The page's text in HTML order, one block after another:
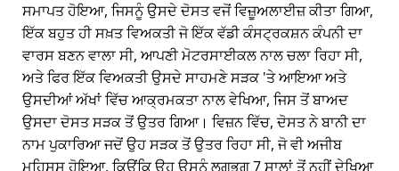
ਸਮਾਪਤ ਹੋਇਆ, ਜਿਸਨੂੰ ਉਸਦੇ ਦੋਸਤ ਵਜੋਂ ਵਿਜ਼ੂਅਲਾਈਜ਼ ਕੀਤਾ ਗਿਆ,
ਇੱਕ ਬਹੁਤ ਹੀ ਸਖ਼ਤ ਵਿਅਕਤੀ ਜੋ ਇੱਕ ਵੱਡੀ ਕੰਸਟ੍ਰਕਸ਼ਨ ਕੰਪਨੀ ਦਾ
ਵਾਰਸ ਬਣਨ ਵਾਲਾ ਸੀ, ਆਪਣੀ ਮੋਟਰਸਾਈਕਲ ਨਾਲ ਚਲਾ ਰਿਹਾ ਸੀ,
ਅਤੇ ਫਿਰ ਇੱਕ ਵਿਅਕਤੀ ਉਸਦੇ ਸਾਹਮਣੇ ਸੜਕ 'ਤੇ ਆਇਆ ਅਤੇ
ਉਸਦੀਆਂ ਅੱਖਾਂ ਵਿੱਚ ਆਕ੍ਰਮਕਤਾ ਨਾਲ ਵੇਖਿਆ, ਜਿਸ ਤੋਂ ਬਾਅਦ
ਉਸਦਾ ਦੋਸਤ ਸੜਕ ਤੋਂ ਉਤਰ ਗਿਆ। ਵਿਜ਼ਨ ਵਿੱਚ, ਦੋਸਤ ਨੇ ਬਾਨੀ ਦਾ
ਨਾਮ ਪੁਕਾਰਿਆ ਜਦੋਂ ਉਹ ਸੜਕ ਤੋਂ ਉਤਰ ਰਿਹਾ ਸੀ, ਜੋ ਵੀ ਅਜੀਬ
ਮਹਿਸੂਸ ਹੋਇਆ, ਕਿਉਂਕਿ ਉਹ ਉਸਨੂੰ ਲਗਭਗ 7 ਸਾਲਾਂ ਤੋਂ ਨਹੀਂ ਦੇਖਿਆ